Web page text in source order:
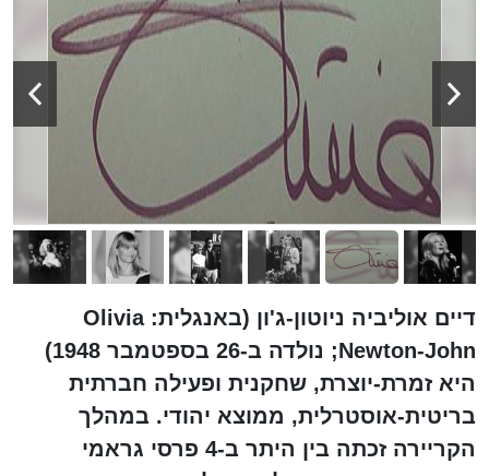
דיים אוליביה ניוטון-ג'ון (באנגלית: Olivia
Newton-John; נולדה ב-26 בספטמבר 1948)
היא זמרת-יוצרת, שחקנית ופעילה חברתית
בריטית-אוסטרלית, ממוצא יהודי. במהלך
הקריירה זכתה בין היתר ב-4 פרסי גראמי